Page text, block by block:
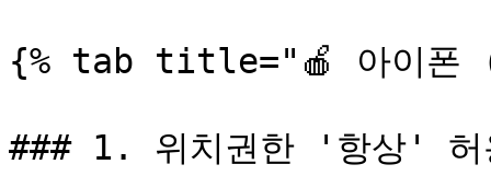
{% tab title="🍎 아이폰
### 1. 위치권한 '항상' 허